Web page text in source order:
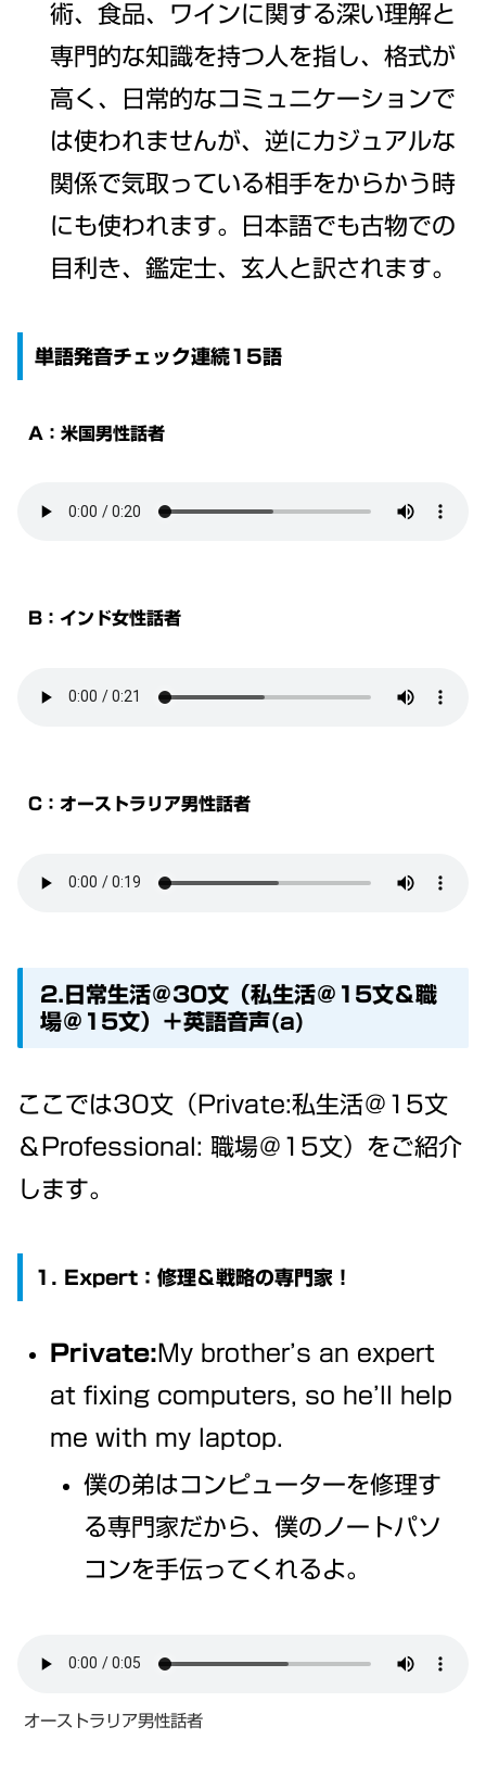
術、食品、ワインに関する深い理解と
専門的な知識を持つ人を指し、格式が
高く、日常的なコミュニケーションで
は使われませんが、逆にカジュアルな
関係で気取っている相手をからかう時
にも使われます。日本語でも古物での
目利き、鑑定士、玄人と訳されます。
単語発音チェック連続15語
A：米国男性話者
B：インド女性話者
C：オーストラリア男性話者
2.日常生活＠30文（私生活＠15文＆職
場＠15文）＋英語音声(a)
ここでは30文（Private:私生活＠15文
＆Professional: 職場＠15文）をご紹介
します。
1. Expert：修理＆戦略の専門家！
Private:My brother’s an expert
at fixing computers, so he’ll help
me with my laptop.
僕の弟はコンピューターを修理す
る専門家だから、僕のノートパソ
コンを手伝ってくれるよ。
オーストラリア男性話者